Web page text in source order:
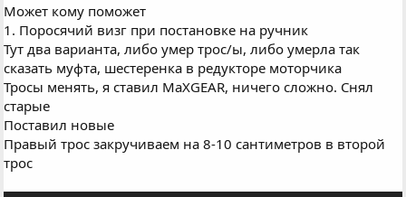
Может кому поможет
1. Поросячий визг при постановке на ручник
Тут два варианта, либо умер трос/ы, либо умерла так
сказать муфта, шестеренка в редукторе моторчика
Тросы менять, я ставил MaXGEAR, ничего сложно. Снял
старые
Поставил новые
Правый трос закручиваем на 8-10 сантиметров в второй
трос